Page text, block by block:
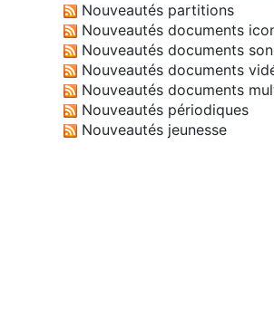
Nouveautés partitions
Nouveautés documents
Nouveautés documents
Nouveautés documents
Nouveautés documents
Nouveautés périodiques
Nouveautés jeunesse